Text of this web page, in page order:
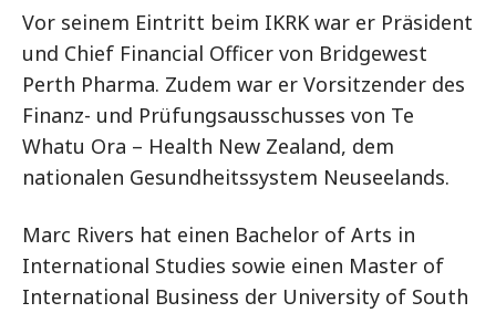
Vor seinem Eintritt beim IKRK war er Präsident
und Chief Financial Officer von Bridgewest
Perth Pharma. Zudem war er Vorsitzender des
Finanz- und Prüfungsausschusses von Te
Whatu Ora – Health New Zealand, dem
nationalen Gesundheitssystem Neuseelands.
Marc Rivers hat einen Bachelor of Arts in
International Studies sowie einen Master of
International Business der University of South